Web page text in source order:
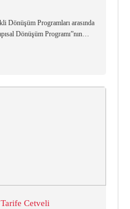
Dönüşüm Programları arasında
Dönüşüm Programı”nın
Komitesi
Cetveli